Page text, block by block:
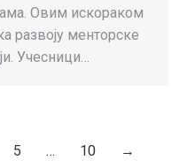
Овим искораком
развоју менторске
Учесници…
5 … 10 →